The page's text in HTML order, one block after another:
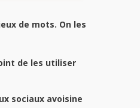
de mots. On les
de les utiliser
sociaux avoisine